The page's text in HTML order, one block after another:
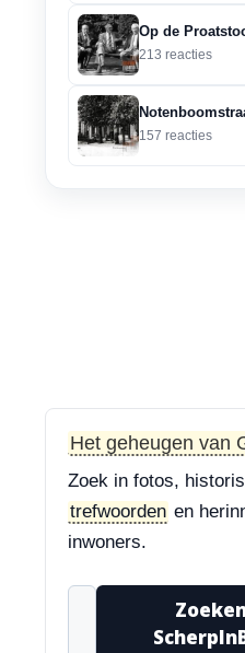
“Beste
niet. Dit deel
3-8-2026
Hoek Matthijs van
prachtige
3-8-2026
Treurbeuk op de
“Treurbeuk op
ravelijn
boom!”
Op de
213 reacties
157 reacties
Het geheugen van
Zoek in fotos,
trefwoorden en
inwoners.